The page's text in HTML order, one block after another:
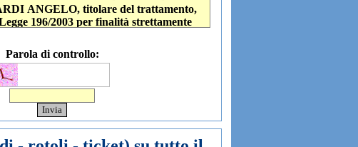
ANGELO, titolare del trattamento,
196/2003 per finalità strettamente
gestione dei rapporti con l'interessato,
l'attività dell'azienda quali: analisi di
promozione e offerta dei prodotti e dei
e inviti.
Parola di controllo: